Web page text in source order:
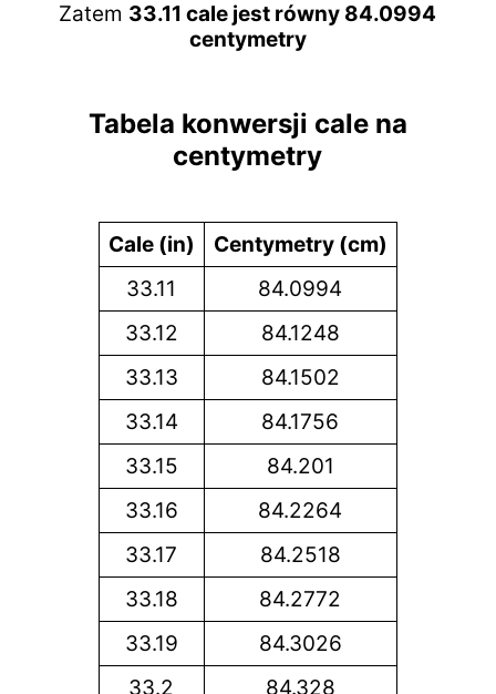
Zatem 33.11 cale jest równy 84.0994
centymetry
Tabela konwersji cale na
centymetry
Cale (in)
Centymetry (cm)
33.11
84.0994
33.12
84.1248
33.13
84.1502
33.14
84.1756
33.15
84.201
33.16
84.2264
33.17
84.2518
33.18
84.2772
33.19
84.3026
33.2
84.328